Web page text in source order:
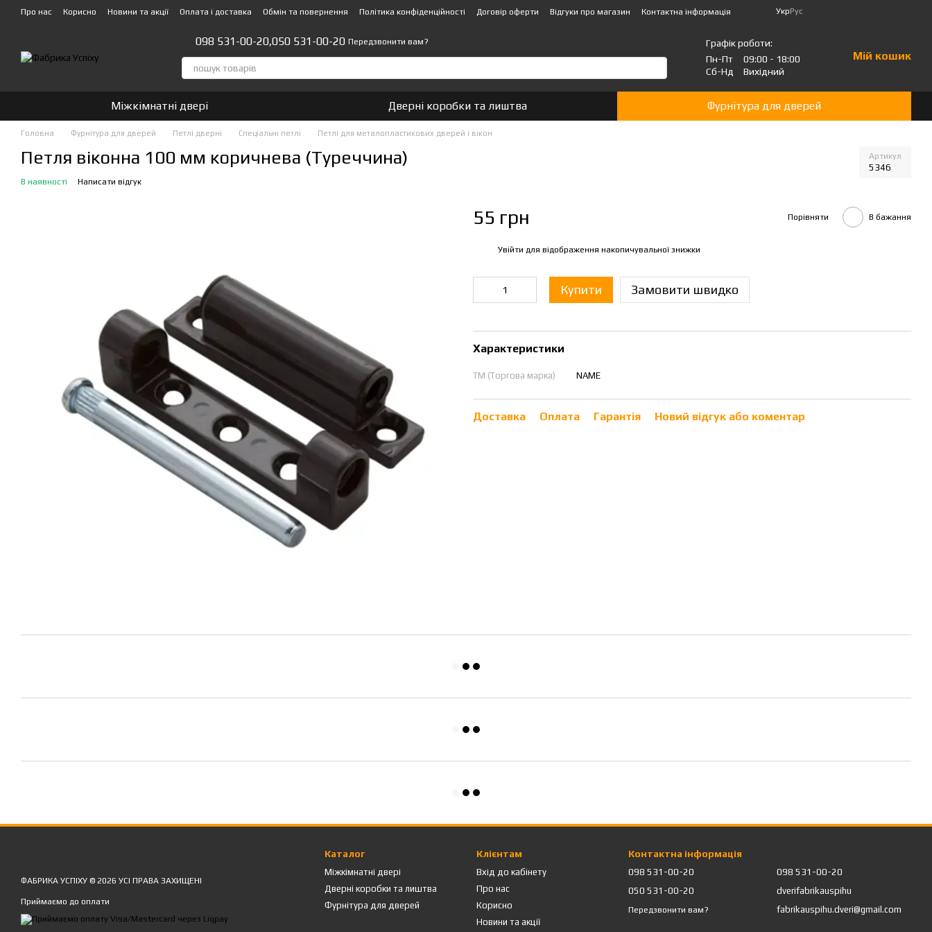
Перейти до основного контенту
Про нас Корисно Новини та акції Оплата і доставка Обмін та повернення Політика конфіденційності Договір оферти Відгуки про магазин
Контактна інформація
УкрРус
098 531-00-20,050 531-00-20 Передзвонити вам?
Графік роботи:
Пн-Пт
09:00 - 18:00
Сб-Нд
Вихідний
Мій кошик
Міжкімнатні двері Дверні коробки та лиштва Фурнітура для дверей
Головна Фурнітура для дверей Петлі дверні Спеціальні петлі Петлі для металопластикових дверей і вікон
Петля віконна 100 мм коричнева (Туреччина) Артикул
5346
В наявності Написати відгук
55 грн Порівняти В бажання
Увійти для відображення накопичувальної знижки
Купити Замовити швидко
Характеристики
ТМ (Торгова марка) NAME
Доставка Оплата Гарантія Новий відгук або коментар
ФАБРИКА УСПІХУ © 2026 УСІ ПРАВА ЗАХИЩЕНІ
Приймаємо до оплати
Каталог
Міжкімнатні двері
Дверні коробки та лиштва
Фурнітура для дверей
Клієнтам
Вхід до кабінету
Про нас
Корисно
Новини та акції
Контактна інформація
098 531-00-20
050 531-00-20
Передзвонити вам?
098 531-00-20
dverifabrikauspihu
fabrikauspihu.dveri@gmail.com